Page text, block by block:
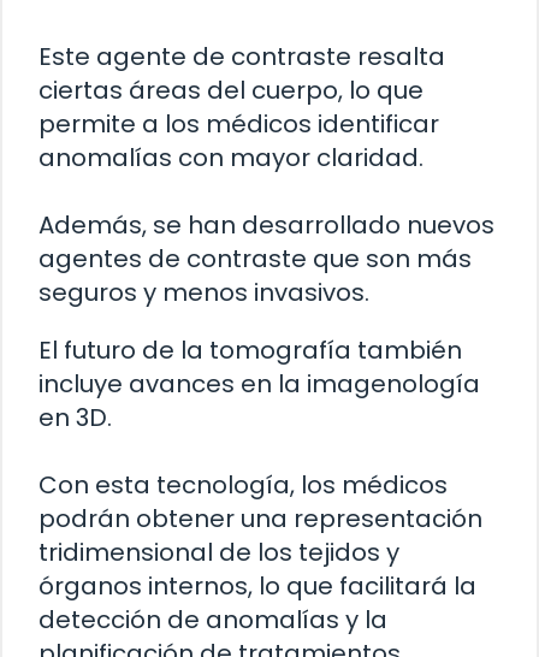
Este agente de contraste resalta
ciertas áreas del cuerpo, lo que
permite a los médicos identificar
anomalías con mayor claridad.
Además, se han desarrollado nuevos
agentes de contraste que son más
seguros y menos invasivos.
El futuro de la tomografía también
incluye avances en la imagenología
en 3D.
Con esta tecnología, los médicos
podrán obtener una representación
tridimensional de los tejidos y
órganos internos, lo que facilitará la
detección de anomalías y la